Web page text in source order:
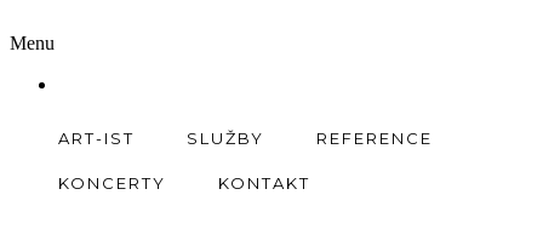
Menu
ART-IST SLUŽBY REFERENCE
KONCERTY KONTAKT
This Could be Some Awesome Quote
Donec id elit non mi porta gravida at eget metos. Donec sed odio